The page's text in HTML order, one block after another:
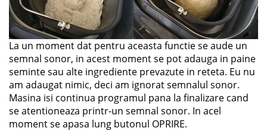
La un moment dat pentru aceasta functie se aude un
semnal sonor, in acest moment se pot adauga in paine
seminte sau alte ingrediente prevazute in reteta. Eu nu
am adaugat nimic, deci am ignorat semnalul sonor.
Masina isi continua programul pana la finalizare cand
se atentioneaza printr-un semnal sonor. In acel
moment se apasa lung butonul OPRIRE.